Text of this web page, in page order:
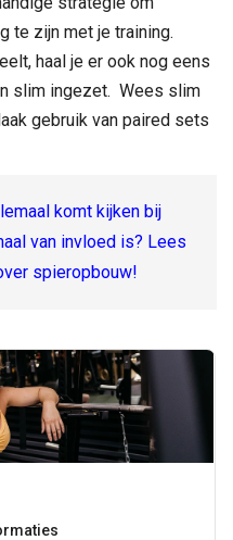
te zijn met je training.
haal je er ook nog eens
slim ingezet. Wees slim
gebruik van paired sets
komt kijken bij
van invloed is? Lees
spieropbouw!